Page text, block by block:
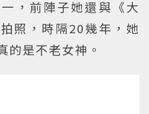
，前陣子她還與《大
照，時隔20幾年，她
的是不老女神。